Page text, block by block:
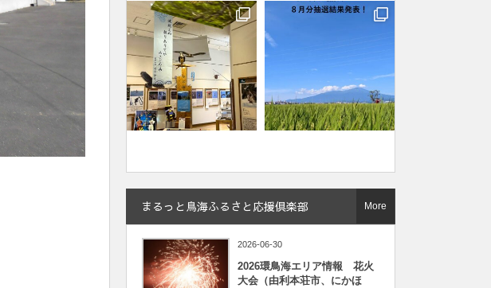
まるっと鳥海ふるさと応援倶楽部
2026-06-30
2026環鳥海エリア情報 花火
大会（由利本荘市、にかほ
More